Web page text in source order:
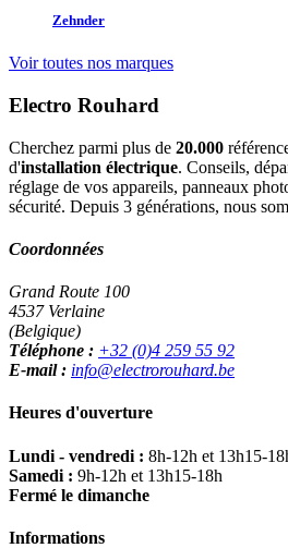
Zehnder
Voir toutes nos marques
Electro Rouhard
Cherchez parmi plus de 20.000
d'installation électrique. Conseils,
réglage de vos appareils, panneaux
sécurité. Depuis 3 générations, nous
Coordonnées
Grand Route 100
4537 Verlaine
(Belgique)
Téléphone : +32 (0)4 259 55 92
E-mail : info@electrorouhard.be
Heures d'ouverture
Lundi - vendredi : 8h-12h et 13h15-
Samedi : 9h-12h et 13h15-18h
Fermé le dimanche
Informations